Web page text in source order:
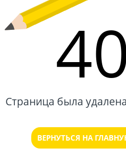
Страница была
ВЕРНУТЬСЯ НА